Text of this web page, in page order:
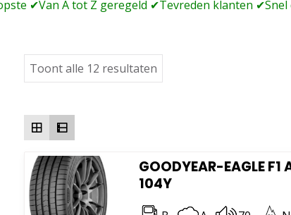
Toont alle 12 resultaten
op
GOODYEAR-EAGLE
104Y